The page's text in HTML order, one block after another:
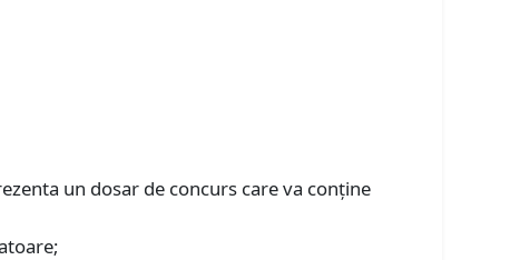
un dosar de concurs care va conţine